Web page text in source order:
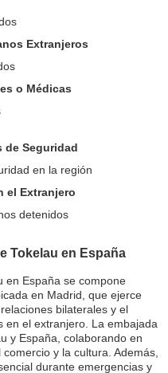
Extranjeros
o Médicas
de Seguridad
en la región
el Extranjero
detenidos
Tokelau en España
en España se compone
en Madrid, que ejerce
bilaterales y el
en el extranjero. La embajada
y España, colaborando en
y la cultura. Además,
durante emergencias y